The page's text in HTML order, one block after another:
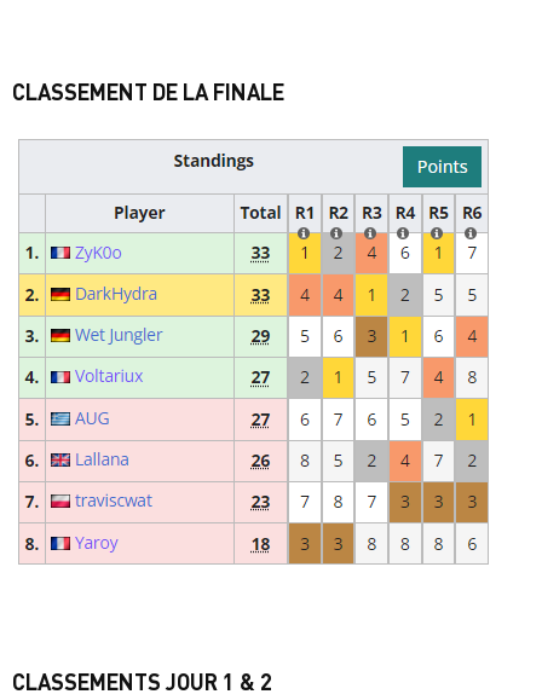
CLASSEMENT DE LA FINALE
CLASSEMENTS JOUR 1 & 2